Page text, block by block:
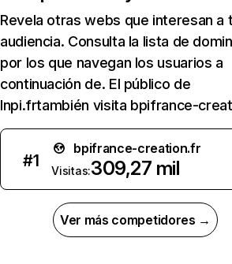
Revela otras webs que interesan a
audiencia. Consulta la lista de
por los que navegan los usuarios a
continuación de. El público de
Inpi.frtambién visita bpifrance-
#1
bpifrance-creation.fr
Visitas:309,27 mil
Ver más competidores →